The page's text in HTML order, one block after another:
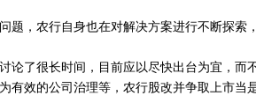
，农行自身也在对解决方案进行不断探索
了很长时间，目前应以尽快出台为宜，而
有效的公司治理等，农行股改并争取上市当